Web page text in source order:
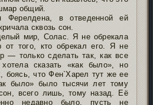
общий.
Ферелдена, в отведенной ей
сквозь сон.
мир, Солас. Я не обрекала
того, кто обрекал его. Я не
— только сделать так, как все
сказать «как было», но
боясь, что Фен`Харел тут же ее
было» было тысячи лет тому
всего лишь, тому назад. Её
недавно было, пусть не